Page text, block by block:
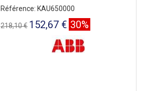
Référence: KAU650000
218,10 € 152,67 € 30%